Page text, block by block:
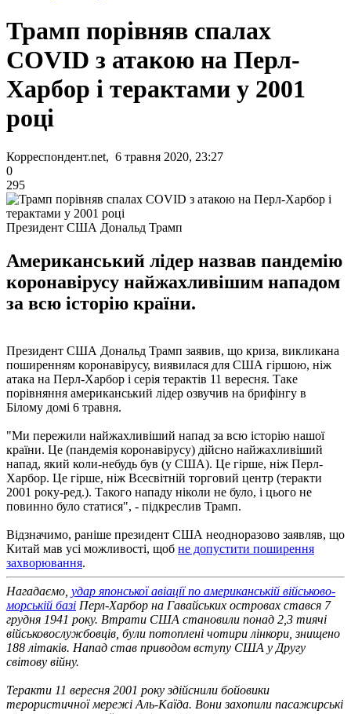
Трамп порівняв спалах
COVID з атакою на Перл-
Харбор і терактами у 2001
році
Корреспондент.net, 6 травня 2020, 23:27
0
295
Президент США Дональд Трамп
Американський лідер назвав пандемію
коронавірусу найжахливішим нападом
за всю історію країни.
Президент США Дональд Трамп заявив, що криза, викликана
поширенням коронавірусу, виявилася для США гіршою, ніж
атака на Перл-Харбор і серія терактів 11 вересня. Таке
порівняння американський лідер озвучив на брифінгу в
Білому домі 6 травня.
"Ми пережили найжахливіший напад за всю історію нашої
країни. Це (пандемія коронавірусу) дійсно найжахливіший
напад, який коли-небудь був (у США). Це гірше, ніж Перл-
Харбор. Це гірше, ніж Всесвітній торговий центр (теракти
2001 року-ред.). Такого нападу ніколи не було, і цього не
повинно було статися", - підкреслив Трамп.
Відзначимо, раніше президент США неодноразово заявляв, що
Китай мав усі можливості, щоб не допустити поширення
захворювання.
Нагадаємо, удар японської авіації по американській військово-
морській базі Перл-Харбор на Гавайських островах стався 7
грудня 1941 року. Втрати США становили понад 2,3 тиячі
військовослужбовців, були потоплені чотири лінкори, знищено
188 літаків. Напад став приводом вступу США у Другу
світову війну.
Теракти 11 вересня 2001 року здійснили бойовики
терористичної мережі Аль-Каїда. Вони захопили пасажирські